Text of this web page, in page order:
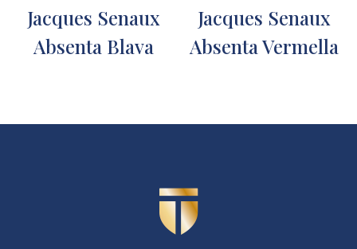
Jacques Senaux
Absenta Blava
Jacques Senaux
Absenta Vermella